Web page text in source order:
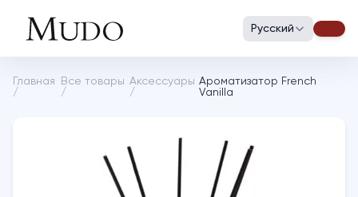
Русский
Главная
/
Все товары
/
Аксессуары
/
Ароматизатор French
Vanilla